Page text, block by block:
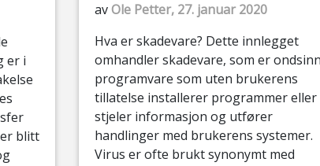
er i
blitt
avOle Petter, 27. januar 2020
Hva er skadevare? Dette innlegget
omhandler skadevare, som er
programvare som uten brukerens
tillatelse installerer programmer eller
stjeler informasjon og utfører
handlinger med brukerens systemer.
Virus er ofte brukt synonymt med